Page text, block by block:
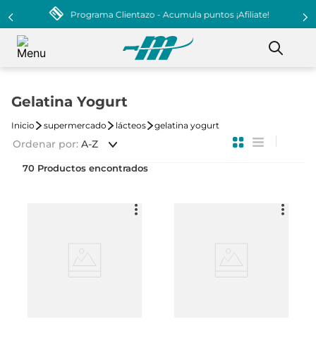
Programa Clientazo - Acumula puntos ¡Afiliate!
Gelatina Yogurt
supermercado lácteos gelatina yogurt
Ordenar por A-Z
70